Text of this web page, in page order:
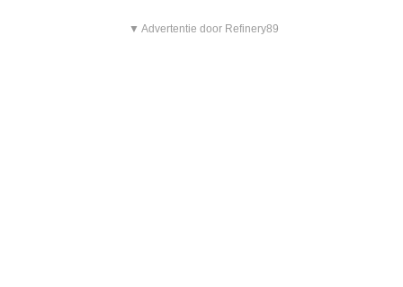
▼ Advertentie door Refinery89